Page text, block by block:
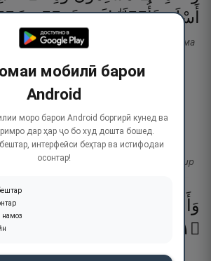
أَسْلَمَ فَأُو۟لَـٰٓئِكَ تَحَرَّوْا۟
ва минна-л-қоситун. Фа ман аслама
баъзе аз мо мусалмонанд ва
пас, касоне Ислом
(ҳақ)-ро шинохта (ихтиёр
тафсир
وَأَمَّا
۝ ١٥
кану ли Ҷаҳаннама ҳатаба.
мобилӣ барои
Android
моро барои Android боргирӣ кунед ва
дар ҳар ҷо бо худ дошта бошед.
интерфейси беҳтар ва истифодаи
осонтар!
намоз